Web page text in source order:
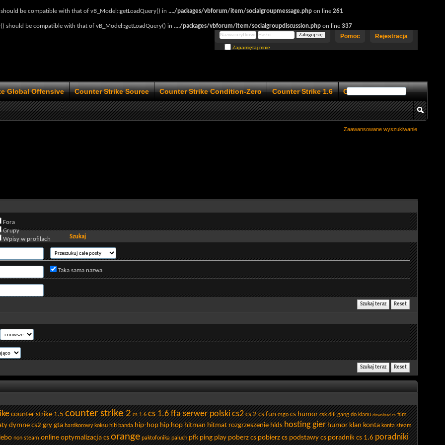
be compatible with that of vB_Model::getLoadQuery() in ..../packages/vbforum/item/socialgroupmessage.php on line 261
should be compatible with that of vB_Model::getLoadQuery() in ..../packages/vbforum/item/socialgroupdiscussion.php on line 337
Rejestracja
Pomoc
Zapamiętaj mnie
Global Offensive Counter Strike Source Counter Strike Condition-Zero Counter Strike 1.6 Counter Strike 1.5
Zaawansowane wyszukiwanie
Fora
Grupy
Wpisy w profilach Szukaj
Taka sama nazwa
counter strike 1.5 counter strike 2 cs 1.6 cs 1.6 ffa serwer polskics2 cs 2 cs fun csgo cs humor csk diil gang do klanu download cs film
dymne cs2gry gta hardkorowy koksu hifi banda hip-hop hip hop hitman hitmat rozgrzeszenie hlds hosting gier humor klan konta konta steam
non steam online optymalizacja cs orange paktofonika paluch pfk ping play poberz cs pobierz cs podstawy cs poradnik cs 1.6 poradniki